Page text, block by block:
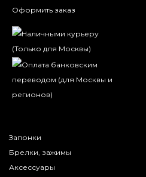
Оформить заказ
Запонки
Брелки, зажимы
Аксессуары